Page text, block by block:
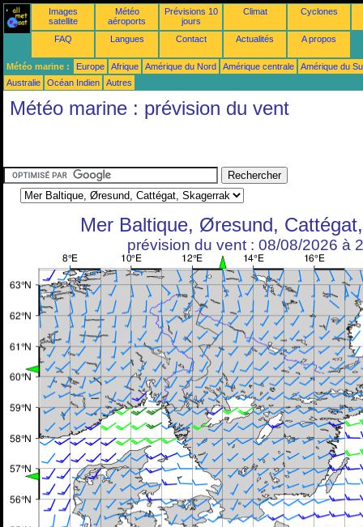
Images
satellite
Météo
aéroports
Prévisions 10
jours
Climat Cyclones
FAQ Langues Contact Actualités A propos
Météo marine : Europe Afrique Amérique du Nord Amérique centrale
Amérique du
Australie
Océan Indien Autres
Météo marine : prévision du vent
Mer Baltique, Øresund,
prévision du vent : 08/08/2026 à